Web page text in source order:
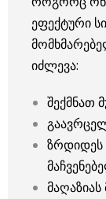
ეფექტური
იძლევა:
შექმნათ
ზრდიდეს